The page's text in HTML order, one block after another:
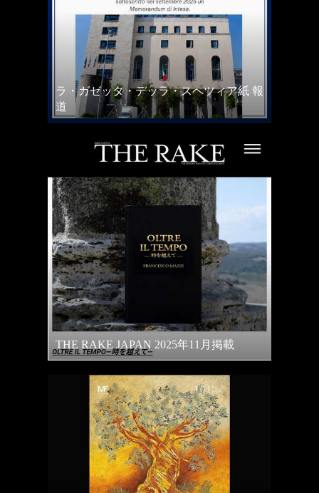
ラ・ガゼッタ・デッラ・スペツィア紙 報
道
THE RAKE JAPAN 2025年11月掲載